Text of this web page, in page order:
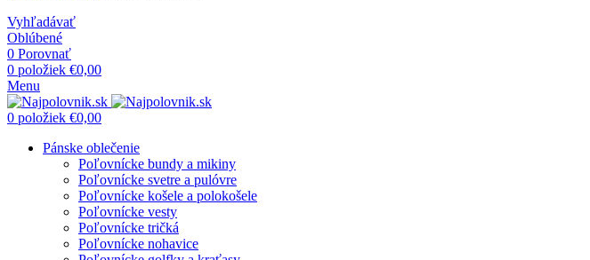
Vyhľadávať
Oblúbené
0 Porovnať
0 položiek €0,00
Menu
0 položiek €0,00
Pánske oblečenie
Poľovnícke bundy a mikiny
Poľovnícke svetre a pulóvre
Poľovnícke košele a polokošele
Poľovnícke vesty
Poľovnícke tričká
Poľovnícke nohavice